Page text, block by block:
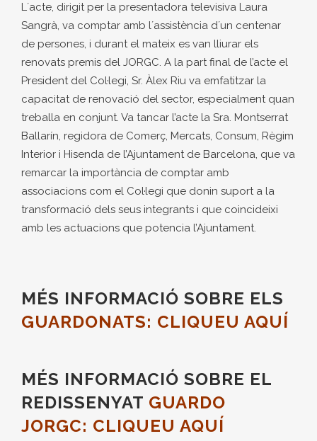
L´acte, dirigit per la presentadora televisiva Laura
Sangrà, va comptar amb l´assistència d´un centenar
de persones, i durant el mateix es van lliurar els
renovats premis del JORGC. A la part final de l’acte el
President del Col·legi, Sr. Àlex Riu va emfatitzar la
capacitat de renovació del sector, especialment quan
treballa en conjunt. Va tancar l’acte la Sra. Montserrat
Ballarín, regidora de Comerç, Mercats, Consum, Règim
Interior i Hisenda de l’Ajuntament de Barcelona, ​​que va
remarcar la importància de comptar amb
associacions com el Col·legi que donin suport a la
transformació dels seus integrants i que coincideixi
amb les actuacions que potencia l’Ajuntament.
MÉS INFORMACIÓ SOBRE ELS
GUARDONATS: CLIQUEU AQUÍ
MÉS INFORMACIÓ SOBRE EL
REDISSENYAT GUARDO
JORGC: CLIQUEU AQUÍ